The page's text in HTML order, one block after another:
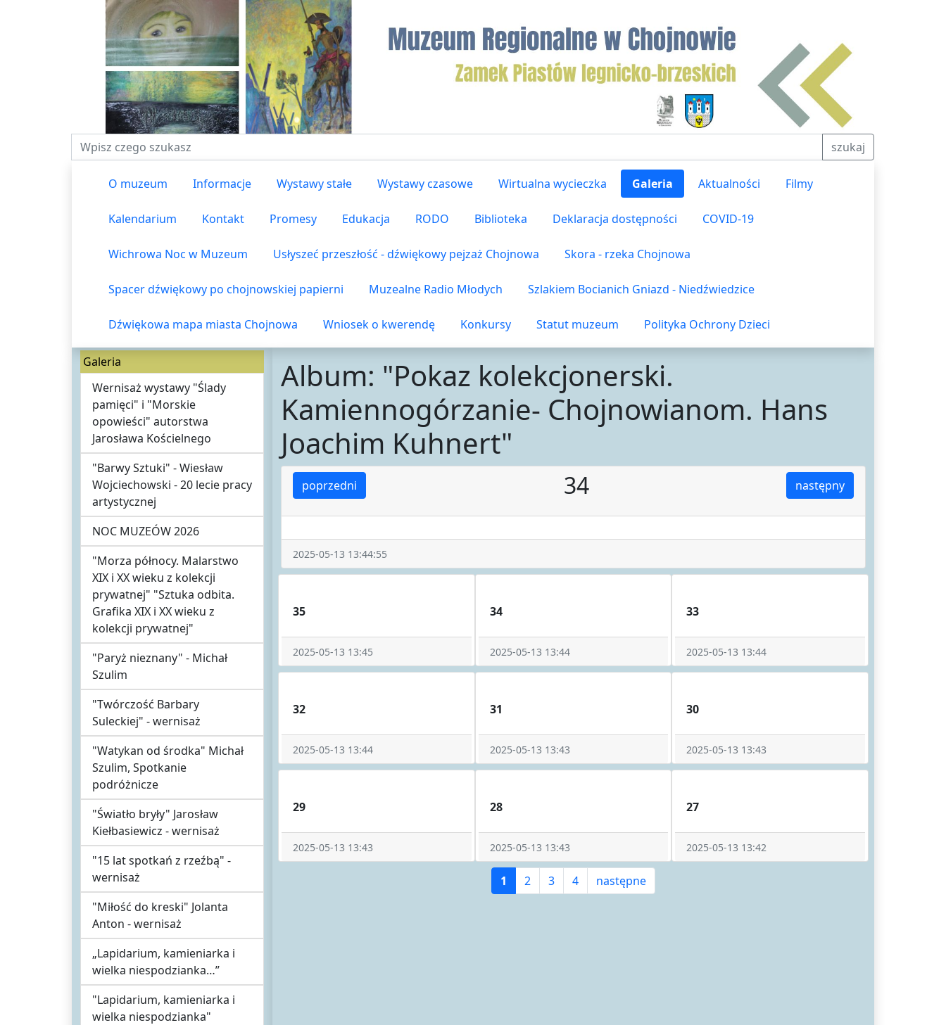
Fraza do wyszukiwania szukaj
O muzeum Informacje Wystawy stałe Wystawy czasowe Wirtualna wycieczka Galeria Aktualności Filmy
Kalendarium Kontakt Promesy Edukacja RODO Biblioteka Deklaracja dostępności COVID-19
Wichrowa Noc w Muzeum Usłyszeć przeszłość - dźwiękowy pejzaż Chojnowa Skora - rzeka Chojnowa
Spacer dźwiękowy po chojnowskiej papierni Muzealne Radio Młodych Szlakiem Bocianich Gniazd - Niedźwiedzice
Dźwiękowa mapa miasta Chojnowa Wniosek o kwerendę Konkursy Statut muzeum Polityka Ochrony Dzieci
Galeria
Wernisaż wystawy "Ślady
pamięci" i "Morskie
opowieści" autorstwa
Jarosława Kościelnego
"Barwy Sztuki" - Wiesław
Wojciechowski - 20 lecie pracy
artystycznej
NOC MUZEÓW 2026
"Morza północy. Malarstwo
XIX i XX wieku z kolekcji
prywatnej" "Sztuka odbita.
Grafika XIX i XX wieku z
kolekcji prywatnej"
"Paryż nieznany" - Michał
Szulim
"Twórczość Barbary
Suleckiej" - wernisaż
"Watykan od środka" Michał
Szulim, Spotkanie
podróżnicze
"Światło bryły" Jarosław
Kiełbasiewicz - wernisaż
"15 lat spotkań z rzeźbą" -
wernisaż
"Miłość do kreski" Jolanta
Anton - wernisaż
„Lapidarium, kamieniarka i
wielka niespodzianka…”
"Lapidarium, kamieniarka i
wielka niespodzianka"
Album: "Pokaz kolekcjonerski.
Kamiennogórzanie- Chojnowianom. Hans
Joachim Kuhnert"
poprzedni następny
34
2025-05-13 13:44:55
35
2025-05-13 13:45
34
2025-05-13 13:44
33
2025-05-13 13:44
32
2025-05-13 13:44
31
2025-05-13 13:43
30
2025-05-13 13:43
29
2025-05-13 13:43
28
2025-05-13 13:43
27
2025-05-13 13:42
1 2 3 4 następne